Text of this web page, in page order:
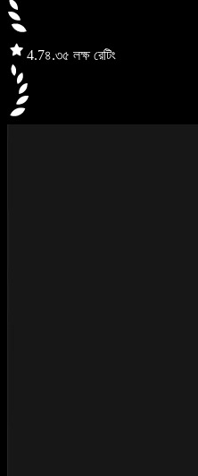
4.7৪.৩৫ লক্ষ রেটিং